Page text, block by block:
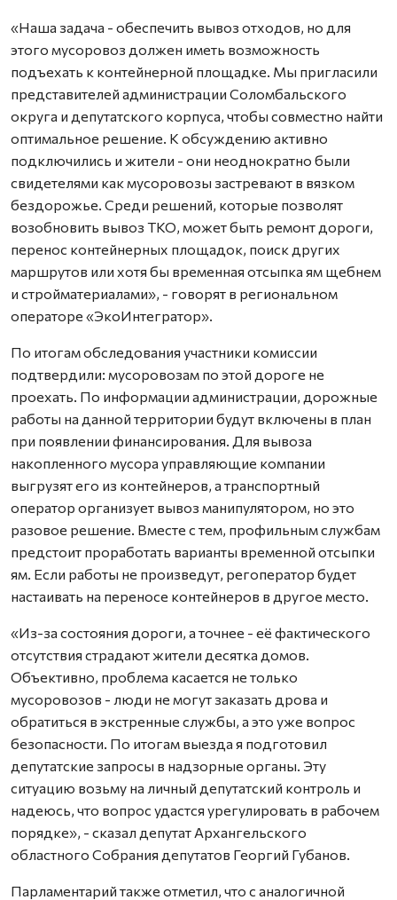
«Наша задача - обеспечить вывоз отходов, но для
этого мусоровоз должен иметь возможность
подъехать к контейнерной площадке. Мы пригласили
представителей администрации Соломбальского
округа и депутатского корпуса, чтобы совместно найти
оптимальное решение. К обсуждению активно
подключились и жители - они неоднократно были
свидетелями как мусоровозы застревают в вязком
бездорожье. Среди решений, которые позволят
возобновить вывоз ТКО, может быть ремонт дороги,
перенос контейнерных площадок, поиск других
маршрутов или хотя бы временная отсыпка ям щебнем
и стройматериалами», - говорят в региональном
операторе «ЭкоИнтегратор».
По итогам обследования участники комиссии
подтвердили: мусоровозам по этой дороге не
проехать. По информации администрации, дорожные
работы на данной территории будут включены в план
при появлении финансирования. Для вывоза
накопленного мусора управляющие компании
выгрузят его из контейнеров, а транспортный
оператор организует вывоз манипулятором, но это
разовое решение. Вместе с тем, профильным службам
предстоит проработать варианты временной отсыпки
ям. Если работы не произведут, регоператор будет
настаивать на переносе контейнеров в другое место.
«Из-за состояния дороги, а точнее - её фактического
отсутствия страдают жители десятка домов.
Объективно, проблема касается не только
мусоровозов - люди не могут заказать дрова и
обратиться в экстренные службы, а это уже вопрос
безопасности. По итогам выезда я подготовил
депутатские запросы в надзорные органы. Эту
ситуацию возьму на личный депутатский контроль и
надеюсь, что вопрос удастся урегулировать в рабочем
порядке», - сказал депутат Архангельского
областного Собрания депутатов Георгий Губанов.
Парламентарий также отметил, что с аналогичной